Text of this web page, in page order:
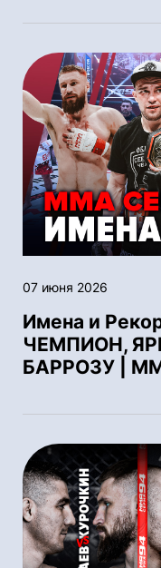
07 июня 2026
Имена и
ЧЕМПИОН,
БАРРОЗУ |